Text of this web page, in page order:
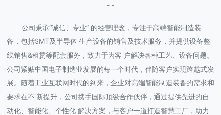
- -
公司秉承“诚信、专业” 的经营理念，专注于高端智能制造装
备，包括SMT及半导体 生产设备的销售及技术服务，并提供设备整
线销售&租赁等配套服务，致力于为客 户解决各种工艺、设备问题。
公司紧贴中国电子制造业发展的每一个时代，伴随客户实现跨越式发
展。随着工业互联网时代的到来，企业对高端智能制造装备的需求和
要求在不 断提升，公司携手国际顶级合作伙伴，通过提供先进的自
动化、智能化、个性化 解决方案，与客户一道打造智慧工厂，助力